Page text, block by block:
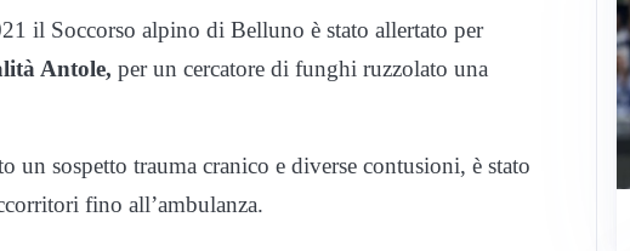
il Soccorso alpino di Belluno è stato allertato per
Antole, per un cercatore di funghi ruzzolato una
un sospetto trauma cranico e diverse contusioni, è stato
fino all’ambulanza.